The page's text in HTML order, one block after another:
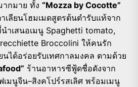
ากมาย ทั้ง “Mozza by Cocotte”
เลียนโฮมเมดสูตรต้นตำรับแท้จาก
ำเสนอเมนู Spaghetti tomato,
Broccolini ให้คนรัก
นได้อร่อยรับเทศกาลมงคล ตามด้วย
ร้านอาหารซีฟู้ดชื่อดังจาก
เมนูจีน–สิงคโปร์รสเลิศ พร้อมเมนู